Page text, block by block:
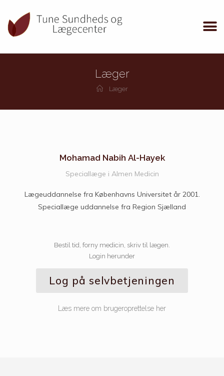
Læger
Læger
Mohamad Nabih Al-Hayek
Speciallæge i Almen Medicin
Lægeuddannelse fra Københavns Universitet år 2001.
Speciallæge uddannelse fra Region Sjælland
Bestil tid, forny medicin, skriv til lægen.
Login herunder
Log på selvbetjeningen
Læs mere om brugeroprettelse her